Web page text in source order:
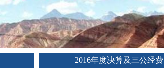
2016年度决算及三公经费